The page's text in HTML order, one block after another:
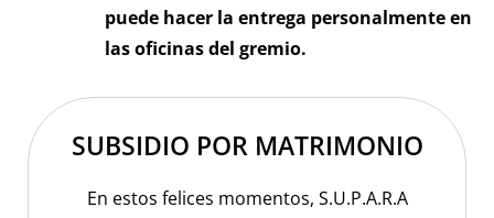
puede hacer la entrega personalmente en
las oficinas del gremio.
SUBSIDIO POR MATRIMONIO
En estos felices momentos, S.U.P.A.R.A